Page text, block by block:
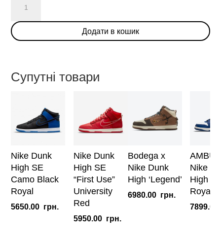
Dunk
High
SP
Додати в кошик
Супутні товари
Nike Dunk
High SE
Camo Black
Royal
5650.00 грн.
Nike Dunk
High SE
“First Use”
University
Red
5950.00 грн.
Bodega x
Nike Dunk
High ‘Legend’
6980.00 грн.
Nike
High
Royal’
7899.00